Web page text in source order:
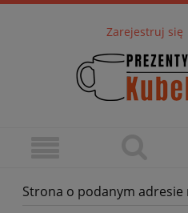
Zarejestruj się
Strona o podanym adresie